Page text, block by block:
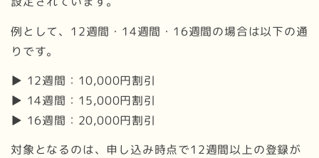
例として、12週間・14週間・16週間の場合は以下の通
りです。
▶ 12週間：10,000円割引
▶ 14週間：15,000円割引
▶ 16週間：20,000円割引
対象となるのは、申し込み時点で12週間以上の登録が